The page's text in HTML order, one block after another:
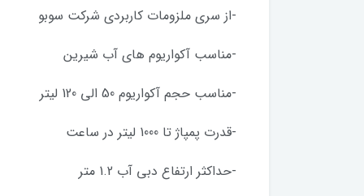
-از سری ملزومات کاربردی شرکت سوبو
-مناسب آکواریوم های آب شیرین
-مناسب حجم آکواریوم 50 الی 120 لیتر
-قدرت پمپاژ تا 1000 لیتر در ساعت
-حداکثر ارتفاع دبی آب 1.2 متر